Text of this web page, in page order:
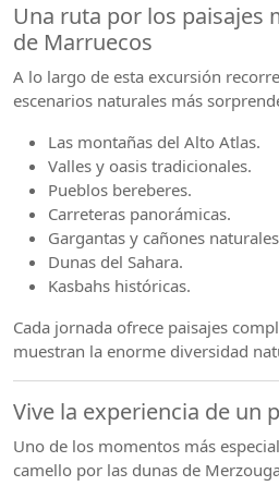
Una ruta por los paisajes
de Marruecos
A lo largo de esta excursión
escenarios naturales más
Las montañas del Alto Atlas.
Valles y oasis tradicionales.
Pueblos bereberes.
Carreteras panorámicas.
Gargantas y cañones
Dunas del Sahara.
Kasbahs históricas.
Cada jornada ofrece paisajes
muestran la enorme diversidad
Vive la experiencia de un
Uno de los momentos más
camello por las dunas de